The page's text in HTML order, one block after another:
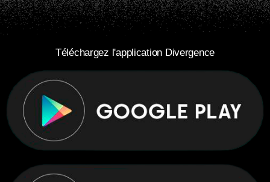
Téléchargez l'application Divergence